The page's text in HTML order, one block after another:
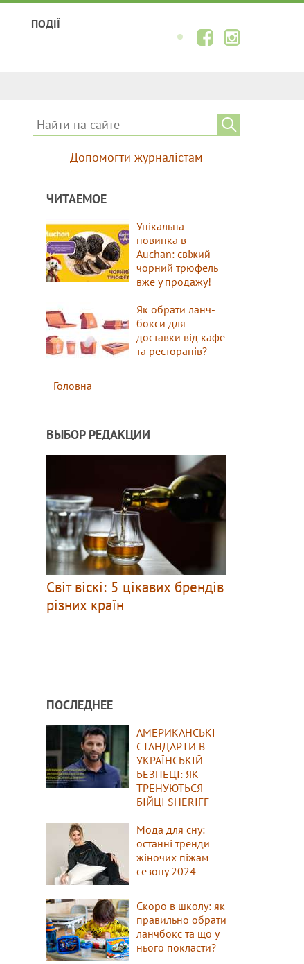
ПОДІЇ
Допомогти журналістам
ЧИТАЕМОЕ
Унікальна
новинка в
Auchan: свіжий
чорний трюфель
вже у продажу!
Як обрати ланч-
бокси для
доставки від кафе
та ресторанів?
Головна
ВЫБОР РЕДАКЦИИ
Світ віскі: 5 цікавих брендів
різних країн
ПОСЛЕДНЕЕ
АМЕРИКАНСЬКІ
СТАНДАРТИ В
УКРАЇНСЬКІЙ
БЕЗПЕЦІ: ЯК
ТРЕНУЮТЬСЯ
БІЙЦІ SHERIFF
Мода для сну:
останні тренди
жіночих піжам
сезону 2024
Скоро в школу: як
правильно обрати
ланчбокс та що у
нього покласти?